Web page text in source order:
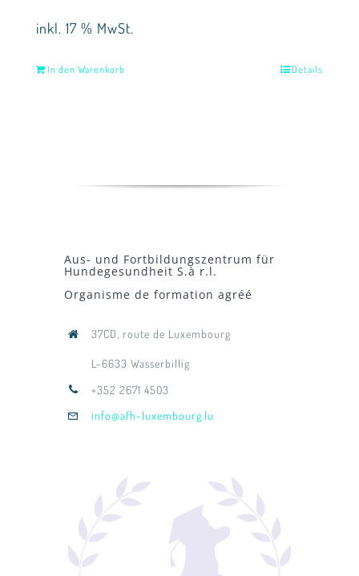
inkl. 17 % MwSt.
In den Warenkorb Details
Aus- und Fortbildungszentrum für
Hundegesundheit S.à r.l.
Organisme de formation agréé
37CD, route de Luxembourg
L-6633 Wasserbillig
+352 2671 4503
info@afh-luxembourg.lu